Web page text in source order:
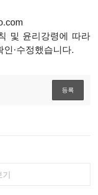
및 윤리강령에 따라
·수정했습니다.